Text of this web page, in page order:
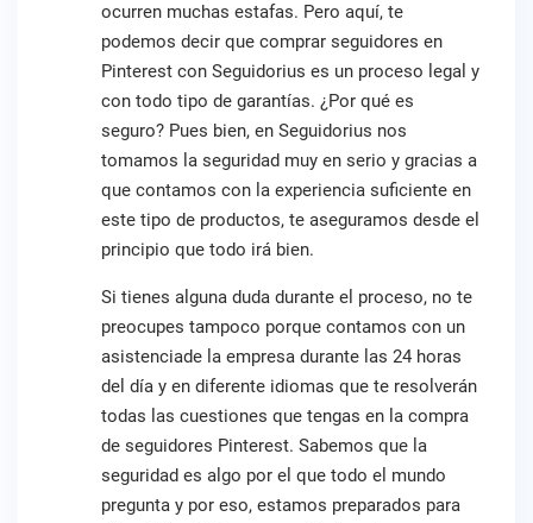
ocurren muchas estafas. Pero aquí, te
podemos decir que comprar seguidores en
Pinterest con Seguidorius es un proceso legal y
con todo tipo de garantías. ¿Por qué es
seguro? Pues bien, en Seguidorius nos
tomamos la seguridad muy en serio y gracias a
que contamos con la experiencia suficiente en
este tipo de productos, te aseguramos desde el
principio que todo irá bien.
Si tienes alguna duda durante el proceso, no te
preocupes tampoco porque contamos con un
asistenciade la empresa durante las 24 horas
del día y en diferente idiomas que te resolverán
todas las cuestiones que tengas en la compra
de seguidores Pinterest. Sabemos que la
seguridad es algo por el que todo el mundo
pregunta y por eso, estamos preparados para